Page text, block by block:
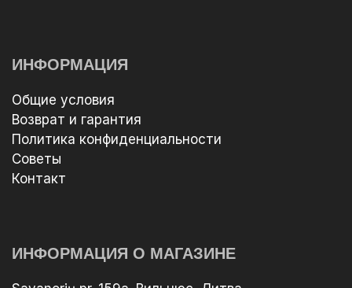
ИНФОРМАЦИЯ
Общие условия
Возврат и гарантия
Политика конфиденциальности
Советы
Контакт
ИНФОРМАЦИЯ О МАГАЗИНЕ